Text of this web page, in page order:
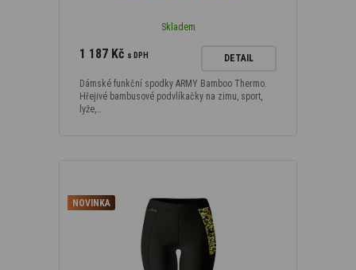
Skladem
1 187 Kč s DPH DETAIL
Dámské funkční spodky ARMY Bamboo Thermo.
Hřejivé bambusové podvlíkačky na zimu, sport,
lyže,…
NOVINKA